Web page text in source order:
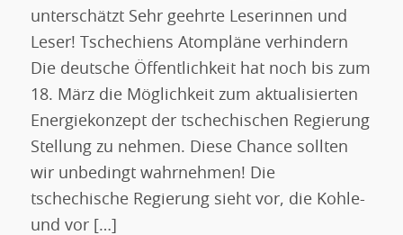
unterschätzt Sehr geehrte Leserinnen und
Leser! Tschechiens Atompläne verhindern
Die deutsche Öffentlichkeit hat noch bis zum
18. März die Möglichkeit zum aktualisierten
Energiekonzept der tschechischen Regierung
Stellung zu nehmen. Diese Chance sollten
wir unbedingt wahrnehmen! Die
tschechische Regierung sieht vor, die Kohle-
und vor […]